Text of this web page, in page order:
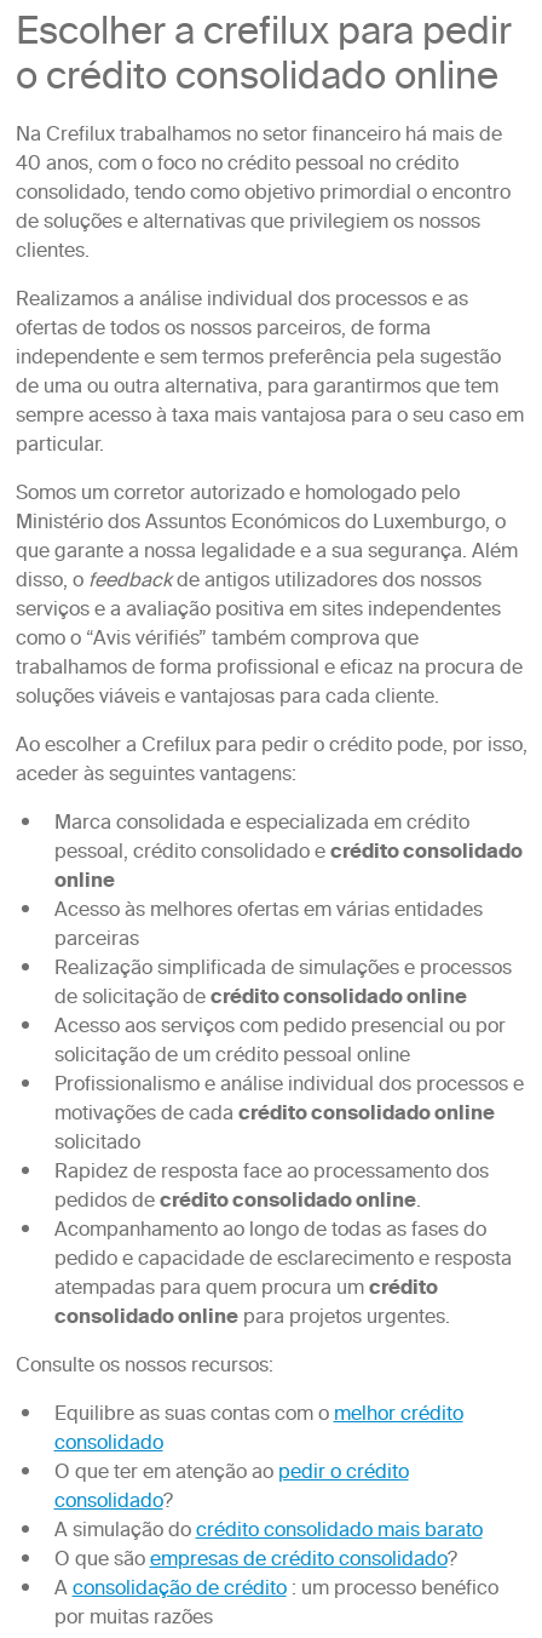
Escolher a crefilux para pedir
o crédito consolidado online
Na Crefilux trabalhamos no setor financeiro há mais de
40 anos, com o foco no crédito pessoal no crédito
consolidado, tendo como objetivo primordial o encontro
de soluções e alternativas que privilegiem os nossos
clientes.
Realizamos a análise individual dos processos e as
ofertas de todos os nossos parceiros, de forma
independente e sem termos preferência pela sugestão
de uma ou outra alternativa, para garantirmos que tem
sempre acesso à taxa mais vantajosa para o seu caso em
particular.
Somos um corretor autorizado e homologado pelo
Ministério dos Assuntos Económicos do Luxemburgo, o
que garante a nossa legalidade e a sua segurança. Além
disso, ofeedbackde antigos utilizadores dos nossos
serviços e a avaliação positiva em sites independentes
como o “Avis vérifiés” também comprova que
trabalhamos de forma profissional e eficaz na procura de
soluções viáveis e vantajosas para cada cliente.
Ao escolher a Crefilux para pedir o crédito pode, por isso,
aceder às seguintes vantagens:
Marca consolidada e especializada em crédito
pessoal, crédito consolidado ecrédito consolidado
online
Acesso às melhores ofertas em várias entidades
parceiras
Realização simplificada de simulações e processos
de solicitação decrédito consolidado online
Acesso aos serviços com pedido presencial ou por
solicitação de um crédito pessoal online
Profissionalismo e análise individual dos processos e
motivações de cadacrédito consolidado online
solicitado
Rapidez de resposta face ao processamento dos
pedidos decrédito consolidado online.
Acompanhamento ao longo de todas as fases do
pedido e capacidade de esclarecimento e resposta
atempadas para quem procura umcrédito
consolidado onlinepara projetos urgentes.
Consulte os nossos recursos:
Equilibre as suas contas com omelhor crédito
consolidado
O que ter em atenção aopedir o crédito
consolidado?
A simulação docrédito consolidado mais barato
O que sãoempresas de crédito consolidado?
Aconsolidação de crédito: um processo benéfico
por muitas razões